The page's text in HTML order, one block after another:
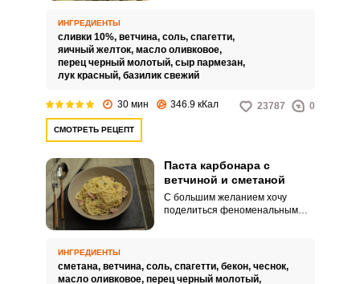
рецептом и приготовить пасту
Карбонара с 10%-ми сливками.
Основное аппетитное блюдо
отлично будет выглядеть в
ИНГРЕДИЕНТЫ
сливки 10%, ветчина, соль, спагетти,
яичный желток, масло оливковое,
перец черный молотый, сыр пармезан,
лук красный, базилик свежий
30 мин 346.9 кКал 23787 0
СМОТРЕТЬ РЕЦЕПТ
Паста карбонара с
ветчиной и сметаной
С большим желанием хочу
поделиться феноменальным
домашним, как к праздничному
столу, так и на каждый день.
ИНГРЕДИЕНТЫ
сметана, ветчина, соль, спагетти, бекон, чеснок,
масло оливковое, перец черный молотый,